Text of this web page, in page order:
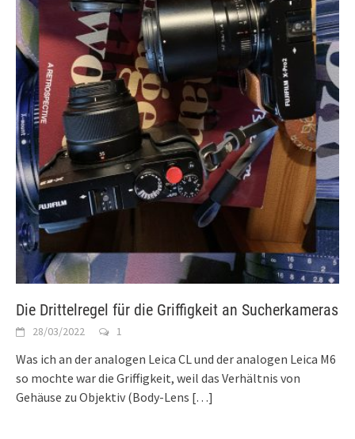
Die Drittelregel für die Griffigkeit an Sucherkameras
28/03/2022 1
Was ich an der analogen Leica CL und der analogen Leica M6
so mochte war die Griffigkeit, weil das Verhältnis von
Gehäuse zu Objektiv (Body-Lens […]